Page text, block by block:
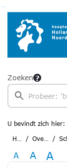
Ga naar de inhoud
Ga naar het zoeken
Ga naar het menu
Zoeken
U bevindt zich hier:
Home
Overzichten
A A A